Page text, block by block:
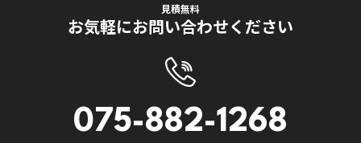
見積無料
お気軽にお問い合わせください
075-882-1268